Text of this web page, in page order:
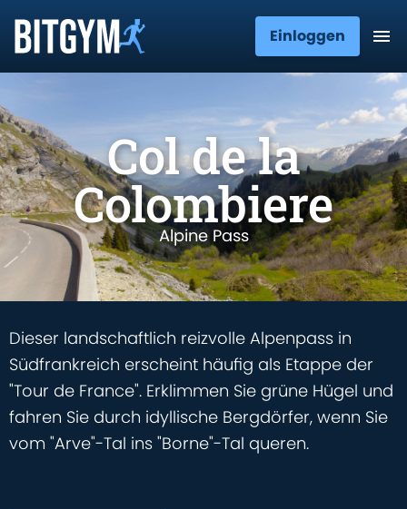
Einloggen
Col de la
Colombiere
Alpine Pass
Dieser landschaftlich reizvolle Alpenpass in
Südfrankreich erscheint häufig als Etappe der
"Tour de France". Erklimmen Sie grüne Hügel und
fahren Sie durch idyllische Bergdörfer, wenn Sie
vom "Arve"-Tal ins "Borne"-Tal queren.